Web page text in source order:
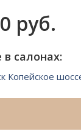
руб.
салонах:
Копейское